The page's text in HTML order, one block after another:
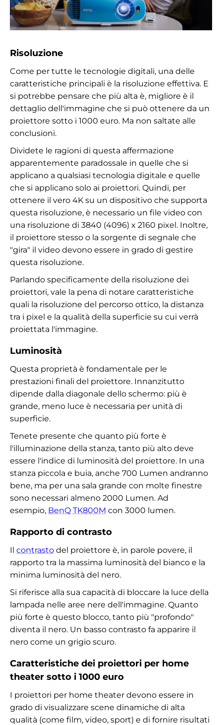
Risoluzione
Come per tutte le tecnologie digitali, una delle
caratteristiche principali è la risoluzione effettiva. E
si potrebbe pensare che più alta è, migliore è il
dettaglio dell'immagine che si può ottenere da un
proiettore sotto i 1000 euro. Ma non saltate alle
conclusioni.
Dividete le ragioni di questa affermazione
apparentemente paradossale in quelle che si
applicano a qualsiasi tecnologia digitale e quelle
che si applicano solo ai proiettori. Quindi, per
ottenere il vero 4K su un dispositivo che supporta
questa risoluzione, è necessario un file video con
una risoluzione di 3840 (4096) x 2160 pixel. Inoltre,
il proiettore stesso o la sorgente di segnale che
"gira" il video devono essere in grado di gestire
questa risoluzione.
Parlando specificamente della risoluzione dei
proiettori, vale la pena di notare caratteristiche
quali la risoluzione del percorso ottico, la distanza
tra i pixel e la qualità della superficie su cui verrà
proiettata l'immagine.
Luminosità
Questa proprietà è fondamentale per le
prestazioni finali del proiettore. Innanzitutto
dipende dalla diagonale dello schermo: più è
grande, meno luce è necessaria per unità di
superficie.
Tenete presente che quanto più forte è
l'illuminazione della stanza, tanto più alto deve
essere l'indice di luminosità del proiettore. In una
stanza piccola e buia, anche 700 Lumen andranno
bene, ma per una sala grande con molte finestre
sono necessari almeno 2000 Lumen. Ad
esempio, BenQ TK800M con 3000 lumen.
Rapporto di contrasto
Il contrasto del proiettore è, in parole povere, il
rapporto tra la massima luminosità del bianco e la
minima luminosità del nero.
Si riferisce alla sua capacità di bloccare la luce della
lampada nelle aree nere dell'immagine. Quanto
più forte è questo blocco, tanto più "profondo"
diventa il nero. Un basso contrasto fa apparire il
nero come un grigio scuro.
Caratteristiche dei proiettori per home
theater sotto i 1000 euro
I proiettori per home theater devono essere in
grado di visualizzare scene dinamiche di alta
qualità (come film, video, sport) e di fornire risultati